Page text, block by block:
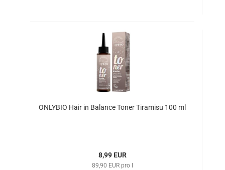
ONLYBIO Hair in Balance Toner Tiramisu 100 ml
8,99 EUR
89,90 EUR pro l